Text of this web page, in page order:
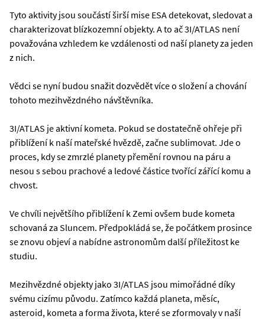
Tyto aktivity jsou součástí širší mise ESA detekovat, sledovat a
charakterizovat blízkozemní objekty. A to ač 3I/ATLAS není
považována vzhledem ke vzdálenosti od naší planety za jeden
z nich.
Vědci se nyní budou snažit dozvědět více o složení a chování
tohoto mezihvězdného návštěvníka.
3I/ATLAS je aktivní kometa. Pokud se dostatečně ohřeje při
přiblížení k naší mateřské hvězdě, začne sublimovat. Jde o
proces, kdy se zmrzlé planety přemění rovnou na páru a
nesou s sebou prachové a ledové částice tvořící zářící komu a
chvost.
Ve chvíli největšího přiblížení k Zemi ovšem bude kometa
schovaná za Sluncem. Předpokládá se, že počátkem prosince
se znovu objeví a nabídne astronomům další příležitost ke
studiu.
Mezihvězdné objekty jako 3I/ATLAS jsou mimořádné díky
svému cizímu původu. Zatímco každá planeta, měsíc,
asteroid, kometa a forma života, které se zformovaly v naší